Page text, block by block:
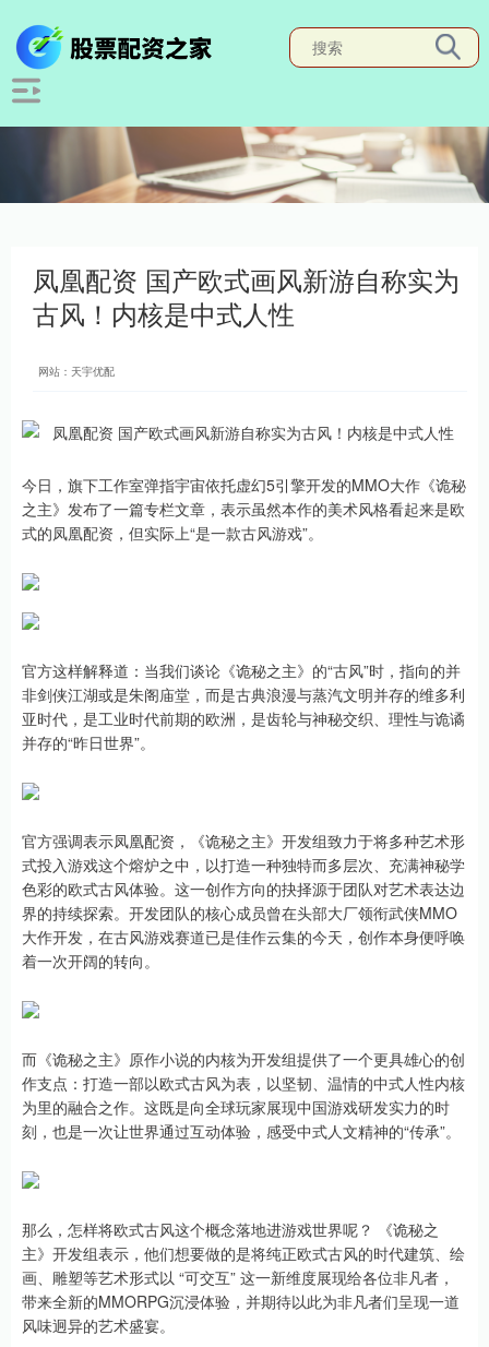
凤凰配资 国产欧式画风新游自称实为
古风！内核是中式人性
网站：天宇优配
今日，旗下工作室弹指宇宙依托虚幻5引擎开发的MMO大作《诡秘
之主》发布了一篇专栏文章，表示虽然本作的美术风格看起来是欧
式的凤凰配资，但实际上“是一款古风游戏”。
官方这样解释道：当我们谈论《诡秘之主》的“古风”时，指向的并
非剑侠江湖或是朱阁庙堂，而是古典浪漫与蒸汽文明并存的维多利
亚时代，是工业时代前期的欧洲，是齿轮与神秘交织、理性与诡谲
并存的“昨日世界”。
官方强调表示凤凰配资，《诡秘之主》开发组致力于将多种艺术形
式投入游戏这个熔炉之中，以打造一种独特而多层次、充满神秘学
色彩的欧式古风体验。这一创作方向的抉择源于团队对艺术表达边
界的持续探索。开发团队的核心成员曾在头部大厂领衔武侠MMO
大作开发，在古风游戏赛道已是佳作云集的今天，创作本身便呼唤
着一次开阔的转向。
而《诡秘之主》原作小说的内核为开发组提供了一个更具雄心的创
作支点：打造一部以欧式古风为表，以坚韧、温情的中式人性内核
为里的融合之作。这既是向全球玩家展现中国游戏研发实力的时
刻，也是一次让世界通过互动体验，感受中式人文精神的“传承”。
那么，怎样将欧式古风这个概念落地进游戏世界呢？ 《诡秘之
主》开发组表示，他们想要做的是将纯正欧式古风的时代建筑、绘
画、雕塑等艺术形式以 “可交互” 这一新维度展现给各位非凡者，
带来全新的MMORPG沉浸体验，并期待以此为非凡者们呈现一道
风味迥异的艺术盛宴。